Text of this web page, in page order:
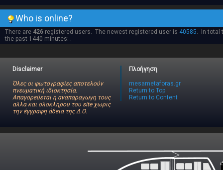
Who is online?
There are 426 registered users. The newest registered user is 40585. In total
the past 1440 minutes: .
Disclaimer
Όλες οι φωτογραφίες αποτελούν
πνευματική ιδιοκτησία.
Απαγορεύεται η αναπαραγωγη τους
αλλα και ολοκληρου του site χωρις
την έγγραφη άδεια της Δ.Ο.
Πλοήγηση
mesametaforas.gr
Return to Top
Return to Content